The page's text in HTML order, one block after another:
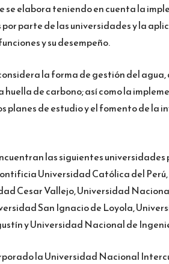
se elabora teniendo en cuenta la
parte de las universidades y la
y su desempeño.
la forma de gestión del agua,
huella de carbono; así como la
planes de estudio y el fomento de la
las siguientes
Universidad Católica del
Cesar Vallejo, Universidad
San Ignacio de Loyola,
y Universidad Nacional de
la Universidad Nacional